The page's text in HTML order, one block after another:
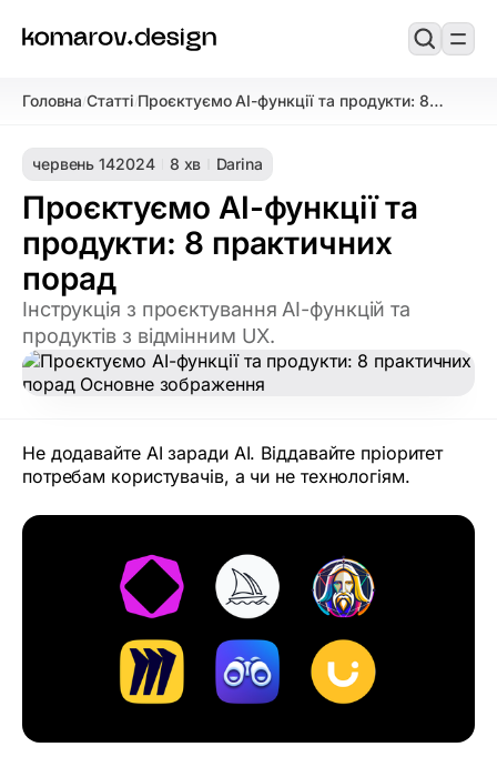
Головна/Статті/Проєктуємо AI-функції та продукти: 8
червень 142024 8 хв Darina
Проєктуємо AI-функції та
продукти: 8 практичних
порад
Інструкція з проєктування AI-функцій та
продуктів з відмінним UX.
Не додавайте AI заради AI. Віддавайте пріоритет
потребам користувачів, а чи не технологіям.